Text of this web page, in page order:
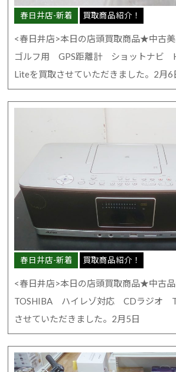
春日井店-新着 買取商品紹介！
<春日井店>本日の店頭買取商品★中古
ゴルフ用 GPS距離計 ショットナ
Liteを買取させていただきました。2月6
春日井店-新着 買取商品紹介！
<春日井店>本日の店頭買取商品★中古
TOSHIBA ハイレゾ対応 CDラジオ
させていただきました。2月5日